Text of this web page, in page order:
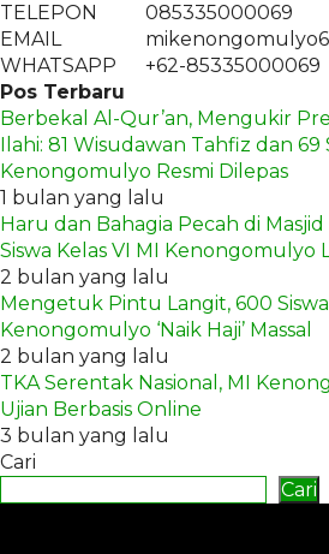
TELEPON
085335000069
EMAIL
WHATSAPP
+62-85335000069
Pos Terbaru
Berbekal Al-Qur’an, Mengukir
Ilahi: 81 Wisudawan Tahfiz dan 69
Kenongomulyo Resmi Dilepas
1 bulan yang lalu
Haru dan Bahagia Pecah di
Siswa Kelas VI MI Kenongomulyo
2 bulan yang lalu
Mengetuk Pintu Langit, 600
Kenongomulyo ‘Naik Haji’ Massal
2 bulan yang lalu
TKA Serentak Nasional, MI
Ujian Berbasis Online
3 bulan yang lalu
Cari
Cari